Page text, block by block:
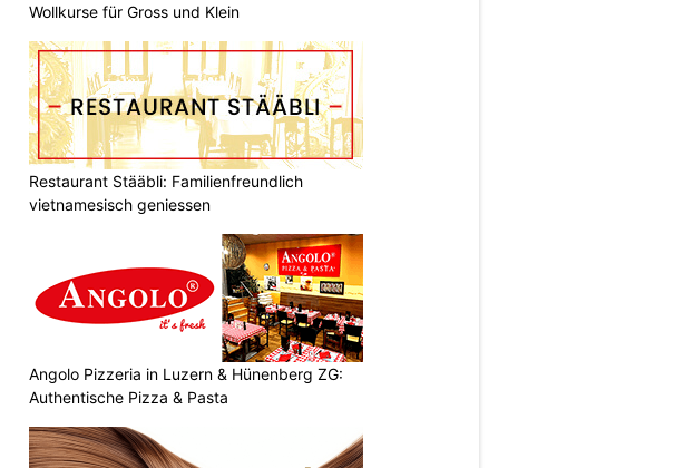
Wollkurse für Gross und Klein
Restaurant Stääbli: Familienfreundlich
vietnamesisch geniessen
Angolo Pizzeria in Luzern & Hünenberg ZG:
Authentische Pizza & Pasta